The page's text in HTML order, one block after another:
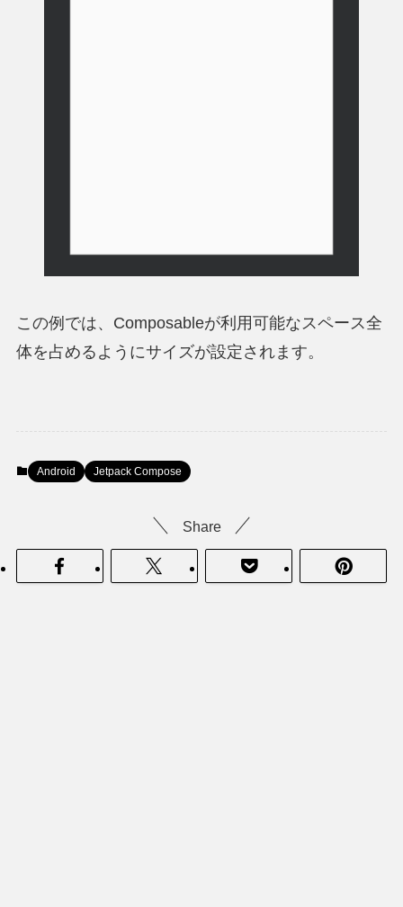
この例では、Composableが利用可能なスペース全
体を占めるようにサイズが設定されます。
Android Jetpack Compose
Share